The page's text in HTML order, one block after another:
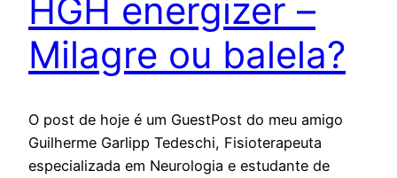
HGH energizer –
Milagre ou balela?
O post de hoje é um GuestPost do meu amigo
Guilherme Garlipp Tedeschi, Fisioterapeuta
especializada em Neurologia e estudante de